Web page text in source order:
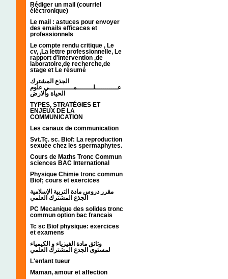
Rédiger un mail (courriel
éléctronique)
Le mail : astuces pour envoyer
des emails efficaces et
professionnels
Le compte rendu critique , Le
cv, ,La lettre professionnelle, Le
rapport d'intervention ,de
laboratoire,de recherche,de
stage et Le résumé
الجذع المشترك
عـــــــــــلــــــــمــــــــــــي علوم
الحياة والارض
TYPES, STRATÉGIES ET
ENJEUX DE LA
COMMUNICATION
Les canaux de communication
Svt.Tc. sc. Biof: La reproduction
sexuée chez les spermaphytes.
Cours de Maths Tronc Commun
sciences BAC International
Physique Chimie tronc commun
Biof; cours et exercices
مقرر دروس مادة التربية الإسلامية
الجذع المشترك العلمي
PC Mecanique des solides tronc
commun option bac francais
Tc sc Biof physique: exercices
et examens
وثائق مادة الفيزياء و الكيمياء
L'enfant tueur
Maman, amour et affection